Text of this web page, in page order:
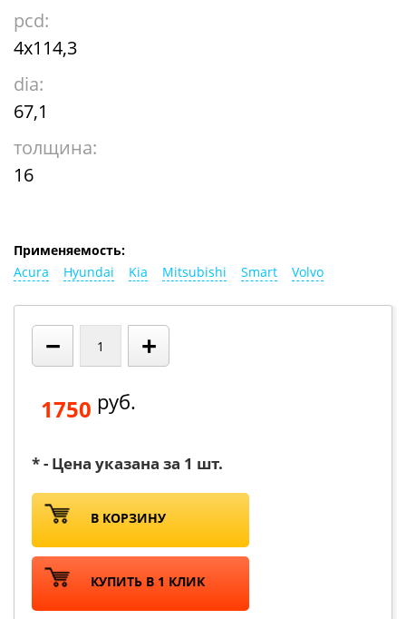
pcd:
4x114,3
dia:
67,1
толщина:
16
Применяемость:
Acura
Hyundai Kia Mitsubishi Smart Volvo
− +
1750 руб.
* - Цена указана за 1 шт.
В КОРЗИНУ
КУПИТЬ В 1 КЛИК